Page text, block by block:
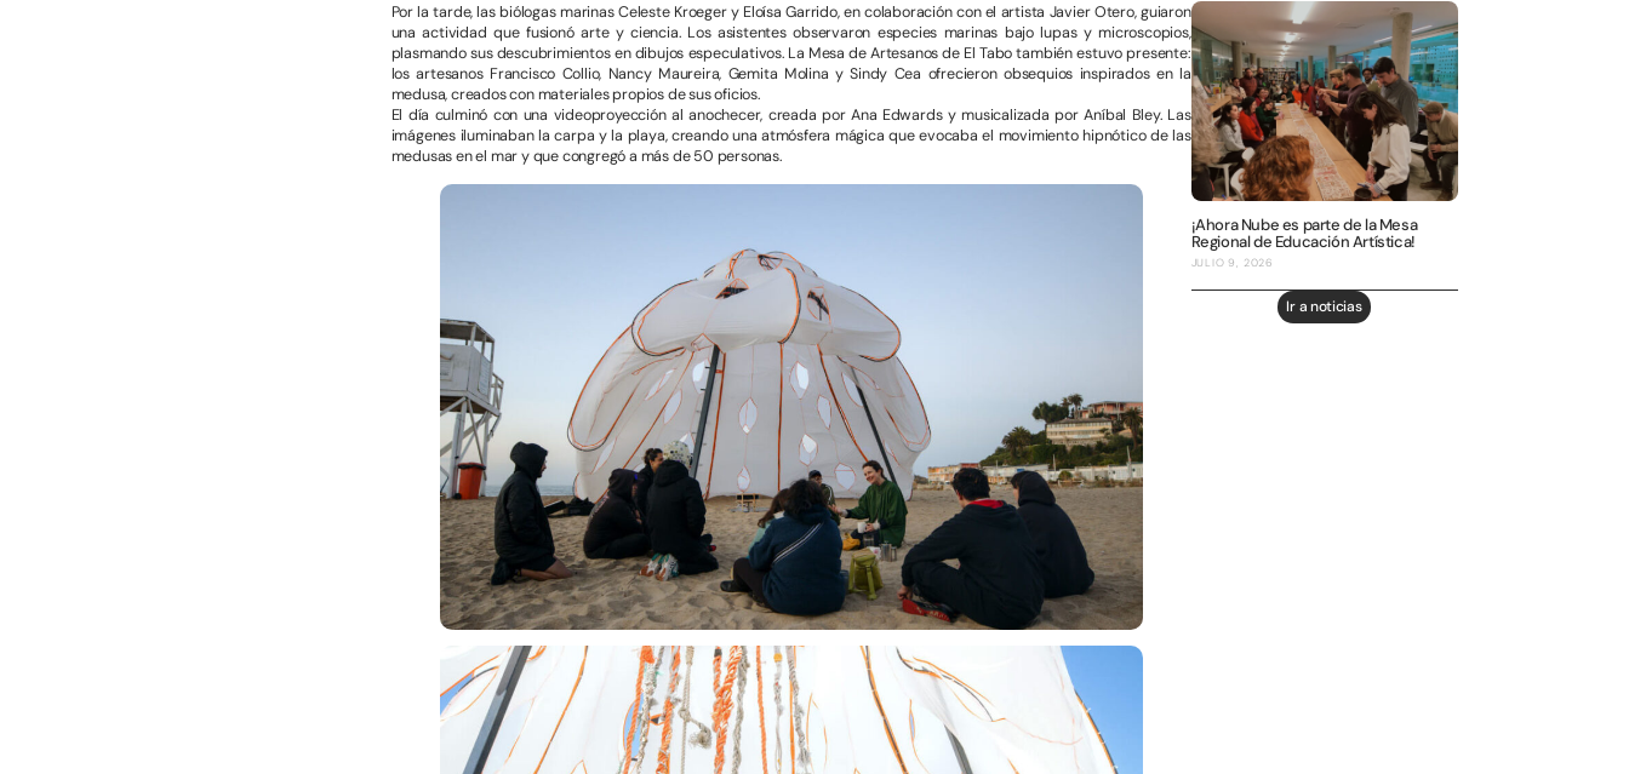
Por la tarde, las biólogas marinas Celeste Kroeger y Eloísa Garrido, en colaboración con el artista Javier Otero, guiaron
una actividad que fusionó arte y ciencia. Los asistentes observaron especies marinas bajo lupas y microscopios,
plasmando sus descubrimientos en dibujos especulativos. La Mesa de Artesanos de El Tabo también estuvo presente:
los artesanos Francisco Collio, Nancy Maureira, Gemita Molina y Sindy Cea ofrecieron obsequios inspirados en la
medusa, creados con materiales propios de sus oficios.
El día culminó con una videoproyección al anochecer, creada por Ana Edwards y musicalizada por Aníbal Bley. Las
imágenes iluminaban la carpa y la playa, creando una atmósfera mágica que evocaba el movimiento hipnótico de las
medusas en el mar y que congregó a más de 50 personas.
¡Ahora Nube es parte de la Mesa
Regional de Educación Artística!
JULIO 9, 2026
Ir a noticias